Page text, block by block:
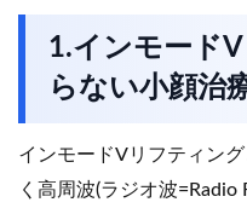
1.インモード
らない小顔治
インモードVリフティン
く高周波(ラジオ波